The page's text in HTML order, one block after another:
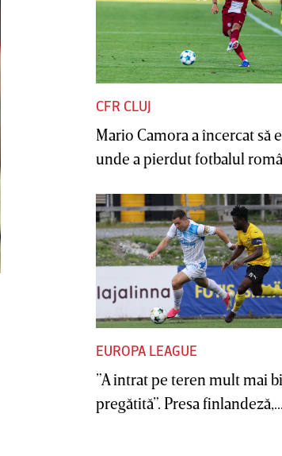
CFR CLUJ
Mario Camora a încercat să
unde a pierdut fotbalul
EUROPA LEAGUE
”A intrat pe teren mult mai
pregătită”. Presa